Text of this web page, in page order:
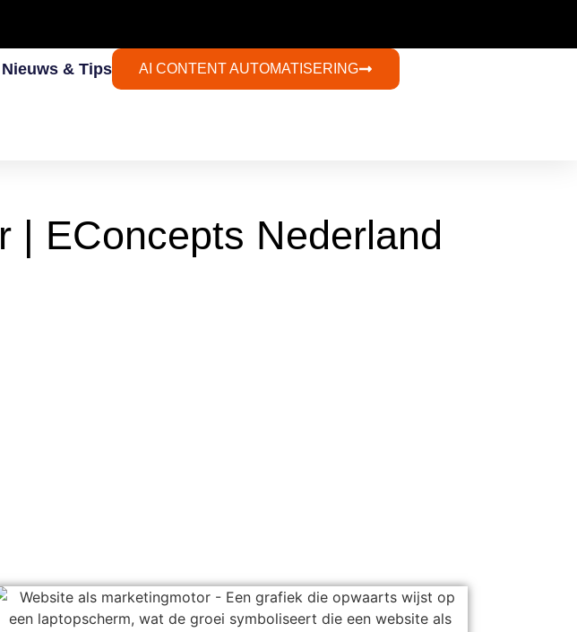
Nieuws & Tips AI CONTENT AUTOMATISERING​
| EConcepts Nederland